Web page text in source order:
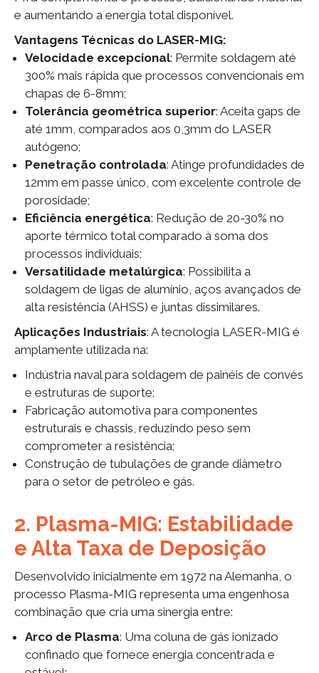
e aumentando a energia total disponível.
Vantagens Técnicas do LASER-MIG:
Velocidade excepcional: Permite soldagem até
300% mais rápida que processos convencionais em
chapas de 6-8mm;
Tolerância geométrica superior: Aceita gaps de
até 1mm, comparados aos 0,3mm do LASER
autógeno;
Penetração controlada: Atinge profundidades de
12mm em passe único, com excelente controle de
porosidade;
Eficiência energética: Redução de 20-30% no
aporte térmico total comparado à soma dos
processos individuais;
Versatilidade metalúrgica: Possibilita a
soldagem de ligas de alumínio, aços avançados de
alta resistência (AHSS) e juntas dissimilares.
Aplicações Industriais: A tecnologia LASER-MIG é
amplamente utilizada na:
Indústria naval para soldagem de painéis de convés
e estruturas de suporte;
Fabricação automotiva para componentes
estruturais e chassis, reduzindo peso sem
comprometer a resistência;
Construção de tubulações de grande diâmetro
para o setor de petróleo e gás.
2. Plasma-MIG: Estabilidade
e Alta Taxa de Deposição
Desenvolvido inicialmente em 1972 na Alemanha, o
processo Plasma-MIG representa uma engenhosa
combinação que cria uma sinergia entre:
Arco de Plasma: Uma coluna de gás ionizado
confinado que fornece energia concentrada e